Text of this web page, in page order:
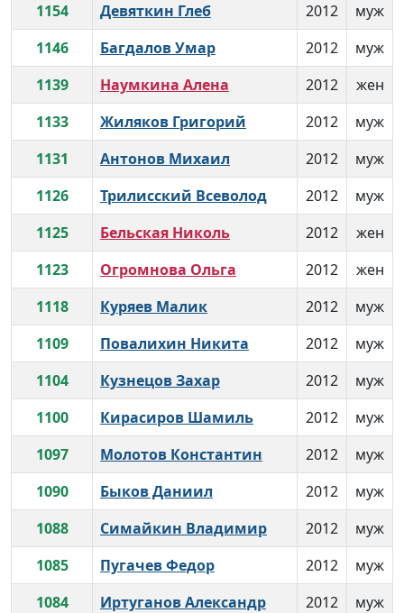
1154
Девяткин Глеб 2012
муж
1146
Багдалов Умар 2012
муж
1139
Наумкина Алена 2012
жен
1133
Жиляков Григорий 2012
муж
1131
Антонов Михаил 2012
муж
1126
Трилисский Всеволод 2012
муж
1125
Бельская Николь 2012
жен
1123
Огромнова Ольга 2012
жен
1118
Куряев Малик 2012
муж
1109
Повалихин Никита 2012
муж
1104
Кузнецов Захар 2012
муж
1100
Кирасиров Шамиль 2012
муж
1097
Молотов Константин 2012
муж
1090
Быков Даниил 2012
муж
1088
Симайкин Владимир 2012
муж
1085
Пугачев Федор 2012
муж
1084
Иртуганов Александр 2012
муж